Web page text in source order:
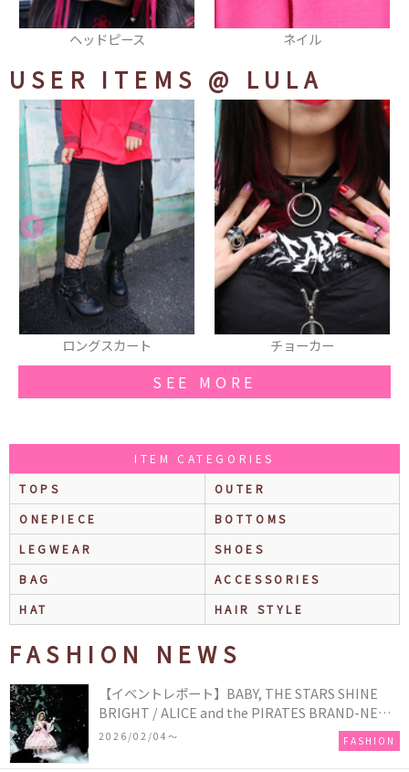
ネイル ハーフパンツ
USER ITEMS @ LULA
チョーカー ブーツ
SEE MORE
ITEM CATEGORIES
TOPS
OUTER
ONEPIECE
BOTTOMS
LEGWEAR
SHOES
BAG
ACCESSORIES
HAT
HAIR STYLE
FASHION NEWS
【イベントレポート】BABY, THE STARS SHINE
BRIGHT / ALICE and the PIRATES BRAND-NEW
COLLECTION in TOKYO
2026/02/04〜 FASHION